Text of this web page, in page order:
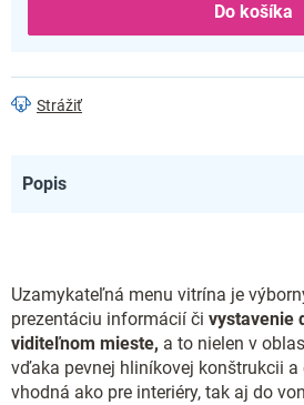
Do košíka
Strážiť
Popis
Uzamykateľná menu vitrína je
prezentáciu informácií či vystavenie
viditeľnom mieste, a to nielen v
vďaka pevnej hliníkovej konštrukcii a
vhodná ako pre interiéry, tak aj do